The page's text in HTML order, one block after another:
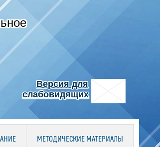
Версия для
слабовидящих
МЕТОДИЧЕСКИЕ МАТЕРИАЛЫ